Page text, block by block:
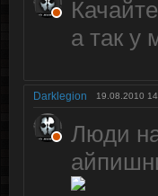
а так у
Darklegion 19.08.2010
Люди